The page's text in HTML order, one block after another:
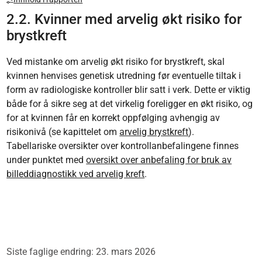
2.2. Kvinner med arvelig økt risiko for
brystkreft
Ved mistanke om arvelig økt risiko for brystkreft, skal
kvinnen henvises genetisk utredning før eventuelle tiltak i
form av radiologiske kontroller blir satt i verk. Dette er viktig
både for å sikre seg at det virkelig foreligger en økt risiko, og
for at kvinnen får en korrekt oppfølging avhengig av
risikonivå (se kapittelet omarvelig brystkreft).
Tabellariske oversikter over kontrollanbefalingene finnes
under punktet medoversikt over anbefaling for bruk av
billeddiagnostikk ved arvelig kreft.
Siste faglige endring: 23. mars 2026